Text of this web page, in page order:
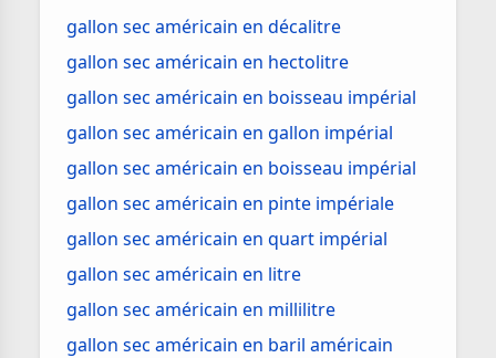
gallon sec américain en décalitre
gallon sec américain en hectolitre
gallon sec américain en boisseau impérial
gallon sec américain en gallon impérial
gallon sec américain en boisseau impérial
gallon sec américain en pinte impériale
gallon sec américain en quart impérial
gallon sec américain en litre
gallon sec américain en millilitre
gallon sec américain en baril américain